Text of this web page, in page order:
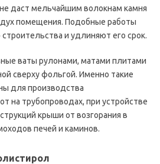
даст мельчайшим волокнам камня
помещения. Подобные работы
и удлиняют его срок.
ваты рулонами, матами плитами
сверху фольгой. Именно такие
для производства
на трубопроводах, при устройстве
крыши от возгорания в
печей и каминов.